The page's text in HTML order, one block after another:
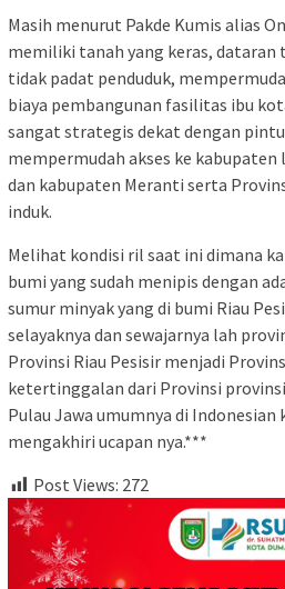
Masih menurut Pakde Kumis alias
memiliki tanah yang keras, dataran
tidak padat penduduk,
biaya pembangunan fasilitas ibu
sangat strategis dekat dengan
mempermudah akses ke
dan kabupaten Meranti serta
induk.
Melihat kondisi ril saat ini dimana
bumi yang sudah menipis dengan
sumur minyak yang di bumi Riau
selayaknya dan sewajarnya lah
Provinsi Riau Pesisir menjadi
ketertinggalan dari Provinsi
Pulau Jawa umumnya di Indonesian
mengakhiri ucapan nya.***
Post Views: 272